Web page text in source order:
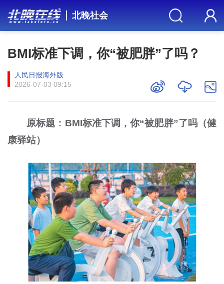
北晚社会
BMI标准下调，你“被肥胖”了吗？
人民日报海外版
2026-07-03 09:15
原标题：BMI标准下调，你“被肥胖”了吗（健
康驿站）